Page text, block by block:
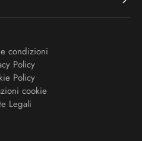
condizioni
Policy
Policy
cookie
Legali